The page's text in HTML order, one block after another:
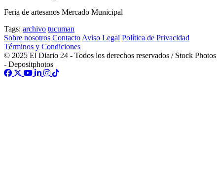
Feria de artesanos Mercado Municipal
Tags: archivo tucuman
Sobre nosotros Contacto Aviso Legal Política de Privacidad
Términos y Condiciones
© 2025 El Diario 24 - Todos los derechos reservados / Stock Photos
- Depositphotos